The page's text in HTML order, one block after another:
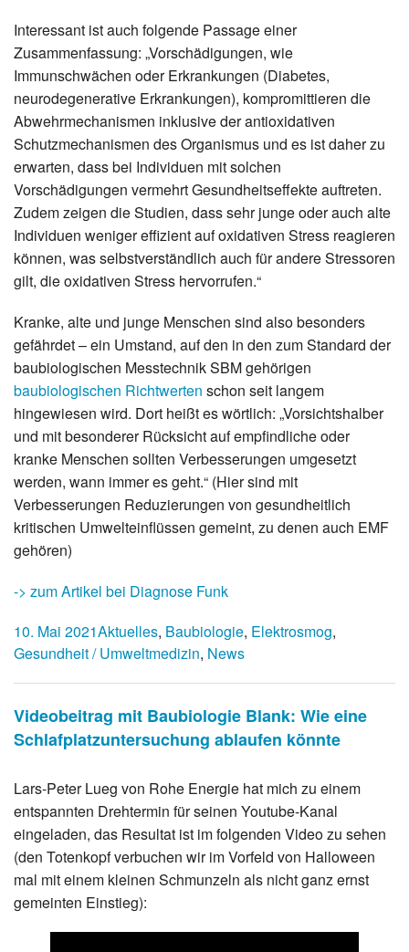
Interessant ist auch folgende Passage einer
Zusammenfassung: „Vorschädigungen, wie
Immunschwächen oder Erkrankungen (Diabetes,
neurodegenerative Erkrankungen), kompromittieren die
Abwehrmechanismen inklusive der antioxidativen
Schutzmechanismen des Organismus und es ist daher zu
erwarten, dass bei Individuen mit solchen
Vorschädigungen vermehrt Gesundheitseffekte auftreten.
Zudem zeigen die Studien, dass sehr junge oder auch alte
Individuen weniger effizient auf oxidativen Stress reagieren
können, was selbstverständlich auch für andere Stressoren
gilt, die oxidativen Stress hervorrufen.“
Kranke, alte und junge Menschen sind also besonders
gefährdet – ein Umstand, auf den in den zum Standard der
baubiologischen Messtechnik SBM gehörigen
baubiologischen Richtwerten schon seit langem
hingewiesen wird. Dort heißt es wörtlich: „Vorsichtshalber
und mit besonderer Rücksicht auf empfindliche oder
kranke Menschen sollten Verbesserungen umgesetzt
werden, wann immer es geht.“ (Hier sind mit
Verbesserungen Reduzierungen von gesundheitlich
kritischen Umwelteinflüssen gemeint, zu denen auch EMF
gehören)
-> zum Artikel bei Diagnose Funk
10. Mai 2021Aktuelles, Baubiologie, Elektrosmog,
Gesundheit / Umweltmedizin, News
Videobeitrag mit Baubiologie Blank: Wie eine
Schlafplatzuntersuchung ablaufen könnte
Lars-Peter Lueg von Rohe Energie hat mich zu einem
entspannten Drehtermin für seinen Youtube-Kanal
eingeladen, das Resultat ist im folgenden Video zu sehen
(den Totenkopf verbuchen wir im Vorfeld von Halloween
mal mit einem kleinen Schmunzeln als nicht ganz ernst
gemeinten Einstieg):